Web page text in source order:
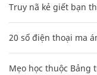
Truy nã kẻ giết bạn
20 số điện thoại ma
Mẹo học thuộc Bảng